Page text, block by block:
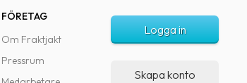
FÖRETAG
Om Fraktjakt
Pressrum
Logga in
Skapa konto